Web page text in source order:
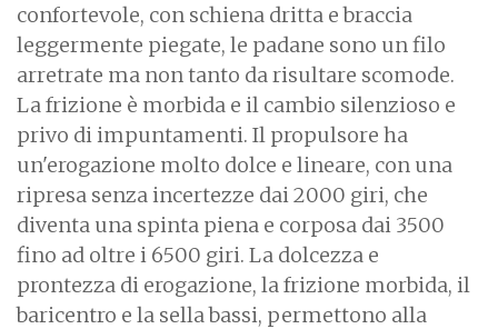
confortevole, con schiena dritta e braccia
leggermente piegate, le padane sono un filo
arretrate ma non tanto da risultare scomode.
La frizione è morbida e il cambio silenzioso e
privo di impuntamenti. Il propulsore ha
un'erogazione molto dolce e lineare, con una
ripresa senza incertezze dai 2000 giri, che
diventa una spinta piena e corposa dai 3500
fino ad oltre i 6500 giri. La dolcezza e
prontezza di erogazione, la frizione morbida, il
baricentro e la sella bassi, permettono alla